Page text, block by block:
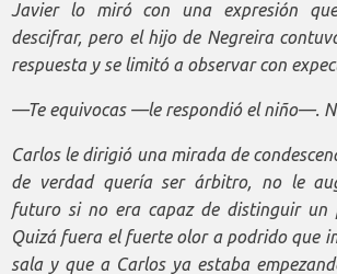
Javier lo miró con una expresión
descifrar, pero el hijo de Negreira
respuesta y se limitó a observar con
—Te equivocas —le respondió el niño—.
Carlos le dirigió una mirada de
de verdad quería ser árbitro, no le
futuro si no era capaz de distinguir un
Quizá fuera el fuerte olor a podrido que
sala y que a Carlos ya estaba